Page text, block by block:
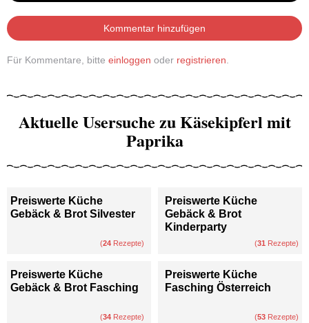
Kommentar hinzufügen
Für Kommentare, bitte einloggen oder registrieren
Aktuelle Usersuche zu Käsekipferl mit
Paprika
Preiswerte Küche
Gebäck & Brot Silvester
(24 Rezepte)
Preiswerte Küche
Gebäck & Brot
Kinderparty
(31 Rezepte)
Preiswerte Küche
Gebäck & Brot Fasching
(34 Rezepte)
Preiswerte Küche
Fasching Österreich
(53 Rezepte)